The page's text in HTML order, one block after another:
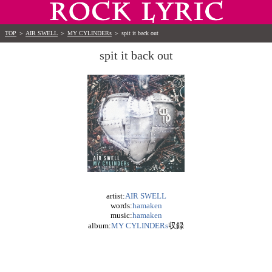
TOP ＞ AIR SWELL ＞ MY CYLINDERs ＞ spit it back out
spit it back out
artist:AIR SWELL
words:hamaken
music:hamaken
album:MY CYLINDERs収録